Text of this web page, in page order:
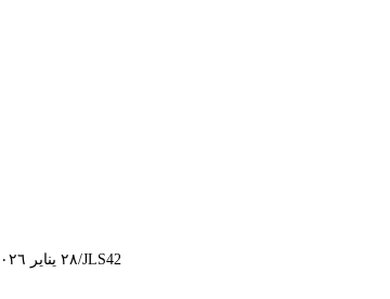
JLS42
/٢٨ يناير ٢٠٢٦